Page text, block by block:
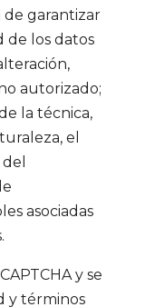
de garantizar
de los datos
autorizado;
la técnica,
el
asociadas
y se
y términos